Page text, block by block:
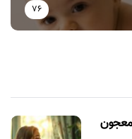
76
معجون